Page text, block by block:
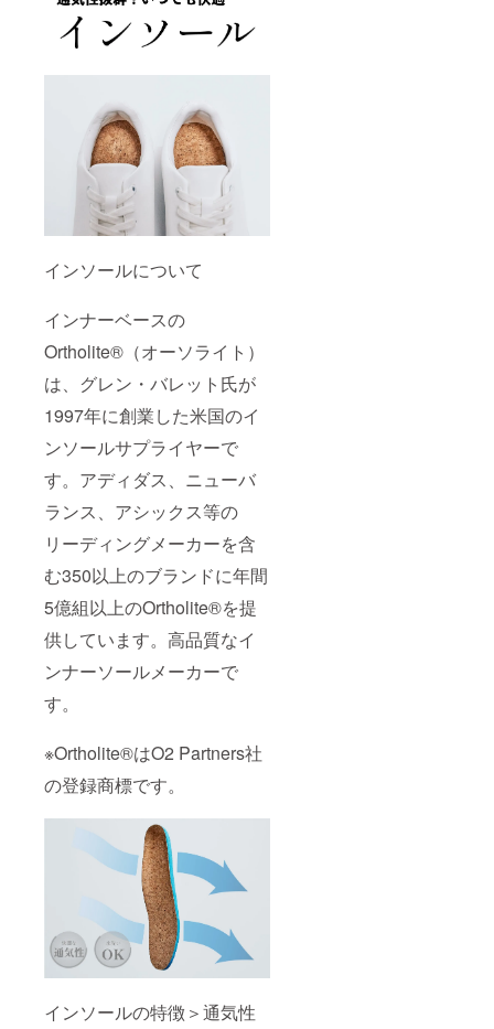
インソールについて
インナーベースの
Ortholite®（オーソライト）
は、グレン・バレット氏が
1997年に創業した米国のイ
ンソールサプライヤーで
す。アディダス、ニューバ
ランス、アシックス等の
リーディングメーカーを含
む350以上のブランドに年間
5億組以上のOrtholite®を提
供しています。高品質なイ
ンナーソールメーカーで
す。
※Ortholite®はO2 Partners社
の登録商標です。
インソールの特徴＞通気性